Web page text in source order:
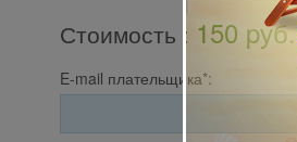
Стоимость : 150 pуб.
E-mail плательщика*: